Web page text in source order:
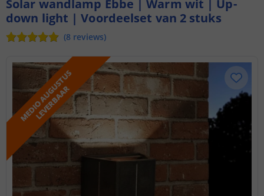
Solar wandlamp Ebbe | Warm wit | Up-
down light | Voordeelset van 2 stuks
(8 reviews)
M
E
D
I
O
A
U
G
U
S
T
U
S
L
E
V
E
R
B
A
A
R